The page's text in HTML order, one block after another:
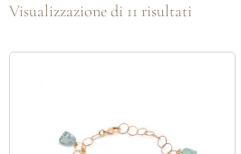
Visualizzazione di 11 risultati